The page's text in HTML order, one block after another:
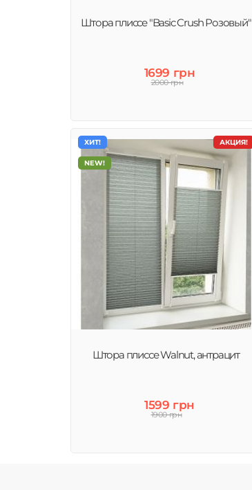
Штора плиссе "Basic Crush Розовый"
1699 грн
2000 грн
АКЦИЯ!
ХИТ!
NEW!
Штора плиссе Walnut, антрацит
1599 грн
1900 грн